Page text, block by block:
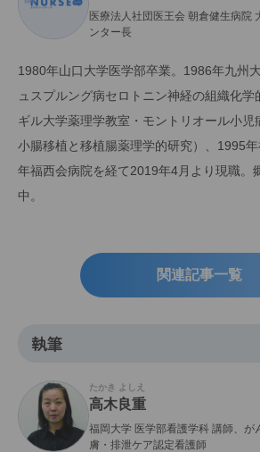
医療法人社団医王会 朝倉健生病院
ンター長
1980年山口大学医学部卒業。1986年九州
ュスプルング病セロトニン神経の組織化
ギル大学薬理学教室・モントリオール小児
小腸移植と移植腸薬理学的研究）、1995
年福西会病院を経て2019年4月より現職。
中。
関連記事一覧
執筆
たかき よしえ
高木良重
福岡大学 医学部看護学科 講師、が
膚・排泄ケア認定看護師